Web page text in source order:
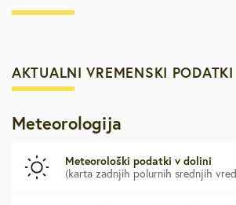
AKTUALNI VREMENSKI PODATKI
Meteorologija
Meteorološki podatki v dolini
(karta zadnjih polurnih srednjih